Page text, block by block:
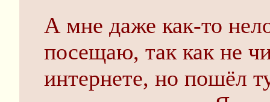
А мне даже как-то
посещаю, так как не
интернете, но пошёл